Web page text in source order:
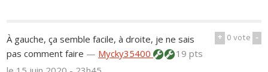
+ 0vote -
À gauche, ça semble facile, à droite, je ne sais
pas comment faire — Mycky35400
19 pts